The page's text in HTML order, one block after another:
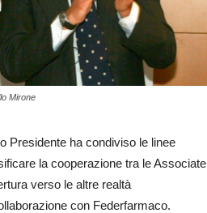
Mirone
Presidente ha condiviso le linee
la cooperazione tra le Associate
verso le altre realtà
con Federfarmaco.